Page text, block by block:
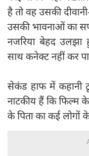
है तो वह उसकी
उसकी भावनाओं का
नजरिया बेहद
साथ कनेक्ट नहीं कर
सेकंड हाफ में कहानी
नाटकीय हैं कि फिल्म
के पिता का कई लोगों